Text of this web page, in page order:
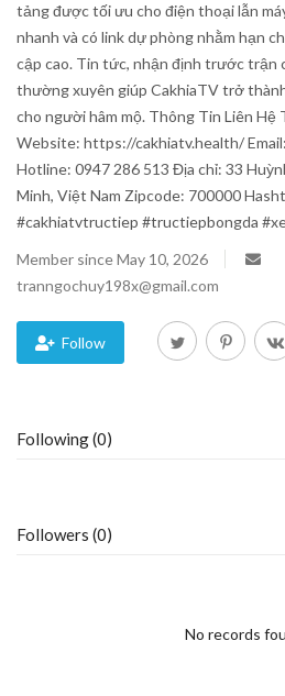
Trending
Fashion
Sitemap
News
tảng được tối ưu cho điện thoại lẫn
nhanh và có link dự phòng nhằm hạn
cập cao. Tin tức, nhận định trước trận
thường xuyên giúp CakhiaTV trở
cho người hâm mộ. Thông Tin Liên
Website: https://cakhiatv.health/
Hotline: 0947 286 513 Địa chỉ: 33
Minh, Việt Nam Zipcode: 700000
#cakhiatvtructiep #tructiepbongda
Member since May 10, 2026
tranngochuy198x@gmail.com
Follow
Following (0)
Followers (0)
No records